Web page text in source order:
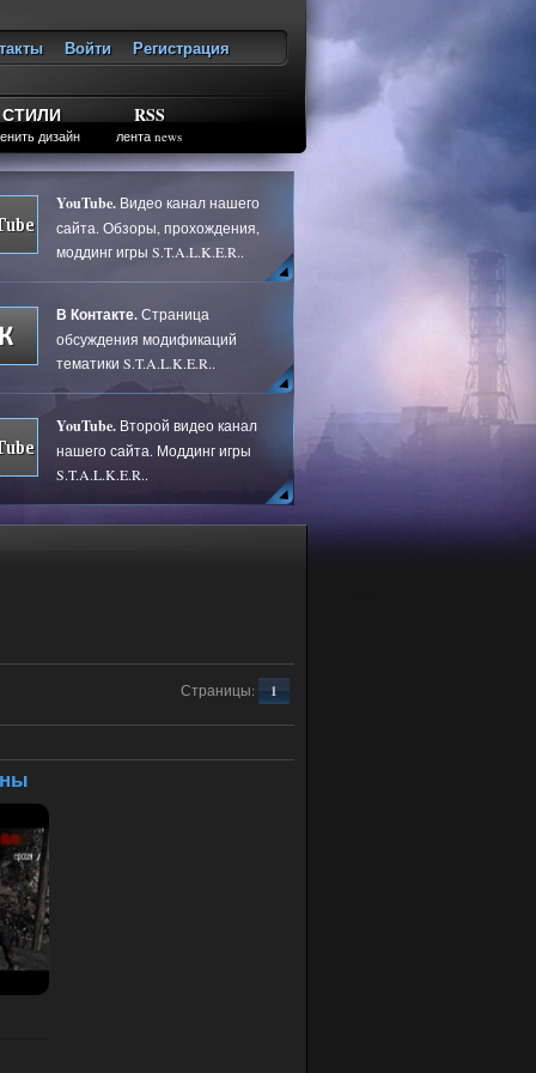
Войти
Регистрация
СТИЛИ
дизайн
RSS
лента news
YouTube. Видео канал нашего
сайта. Обзоры, прохождения,
моддинг игры S.T.A.L.K.E.R..
В Контакте.Страница
обсуждения модификаций
тематики S.T.A.L.K.E.R..
YouTube. Второй видео канал
нашего сайта. Моддинг игры
S.T.A.L.K.E.R..
Страницы: 1